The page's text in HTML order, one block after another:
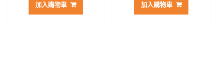
格：
加入購物車
格：
加入購物車